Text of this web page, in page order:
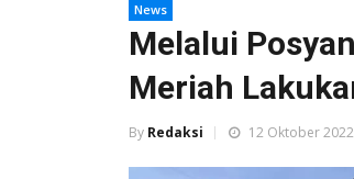
News
Melalui
Meriah
By Redaksi 12 Oktober 2022